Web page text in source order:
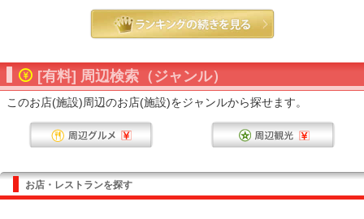
[有料] 周辺検索（ジャンル）
このお店(施設)周辺のお店(施設)をジャンルから探せます。
お店・レストランを探す